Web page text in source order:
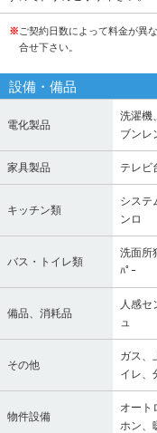
※ ご契約日数によって料金が異
合せ下さい。
設備・備品
電化製品
洗濯機
ブンレ
家具製品 テレビ
キッチン類
システ
ンロ
バス・トイレ類
洗面所
ﾊﾟｰ
備品、消耗品
人感
ュ
その他
ガス、
イレ、
物件設備
オート
ホン、